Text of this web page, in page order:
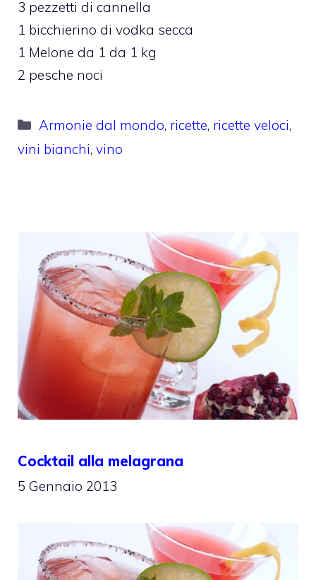
3 pezzetti di cannella
1 bicchierino di vodka secca
1 Melone da 1 da 1 kg
2 pesche noci
Categorie
Armonie dal mondo, ricette, ricette veloci,
vini bianchi, vino
Cocktail alla melagrana
5 Gennaio 2013